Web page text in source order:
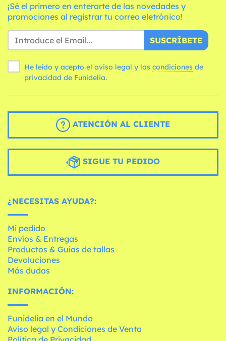
¡Sé el primero en enterarte de las novedades y
promociones al registrar tu correo eletrónico!
SUSCRÍBETE
He leído y acepto el aviso legal y las condiciones
privacidad de Funidelia.
ATENCIÓN AL CLIENTE
SIGUE TU PEDIDO
¿NECESITAS AYUDA?:
Mi pedido
Envíos & Entregas
Productos & Guías de tallas
Devoluciones
Más dudas
INFORMACIÓN:
Funidelia en el Mundo
Aviso legal y Condiciones de Venta